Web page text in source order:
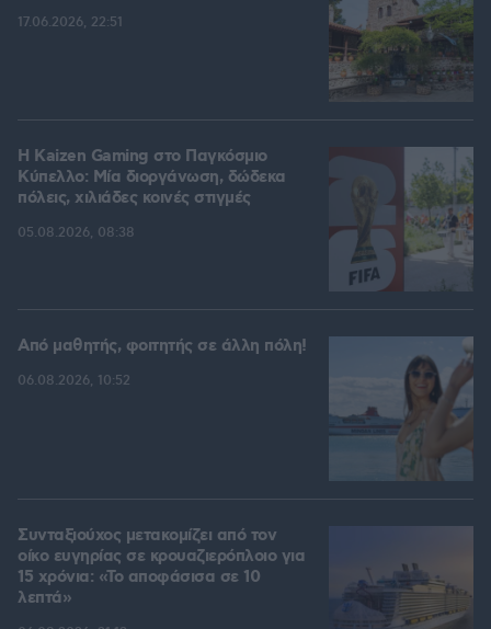
17.06.2026, 22:51
H Kaizen Gaming στο Παγκόσμιο
Kύπελλο: Μία διοργάνωση, δώδεκα
πόλεις, χιλιάδες κοινές στιγμές
05.08.2026, 08:38
Από μαθητής, φοιτητής σε άλλη πόλη!
06.08.2026, 10:52
Συνταξιούχος μετακομίζει από τον
οίκο ευγηρίας σε κρουαζιερόπλοιο για
15 χρόνια: «Το αποφάσισα σε 10
λεπτά»